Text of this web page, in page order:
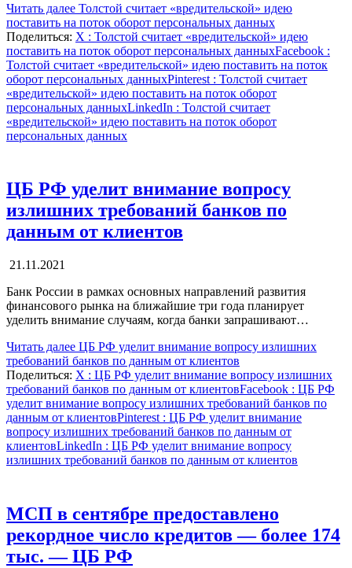
Читать далее Толстой считает «вредительской» идею
поставить на поток оборот персональных данных
Поделиться: X : Толстой считает «вредительской» идею
поставить на поток оборот персональных данныхFacebook :
Толстой считает «вредительской» идею поставить на поток
оборот персональных данныхPinterest : Толстой считает
«вредительской» идею поставить на поток оборот
персональных данныхLinkedIn : Толстой считает
«вредительской» идею поставить на поток оборот
персональных данных
ЦБ РФ уделит внимание вопросу
излишних требований банков по
данным от клиентов
21.11.2021
Банк России в рамках основных направлений развития
финансового рынка на ближайшие три года планирует
уделить внимание случаям, когда банки запрашивают…
Читать далее ЦБ РФ уделит внимание вопросу излишних
требований банков по данным от клиентов
Поделиться: X : ЦБ РФ уделит внимание вопросу излишних
требований банков по данным от клиентовFacebook : ЦБ РФ
уделит внимание вопросу излишних требований банков по
данным от клиентовPinterest : ЦБ РФ уделит внимание
вопросу излишних требований банков по данным от
клиентовLinkedIn : ЦБ РФ уделит внимание вопросу
излишних требований банков по данным от клиентов
МСП в сентябре предоставлено
рекордное число кредитов — более 174
тыс. — ЦБ РФ